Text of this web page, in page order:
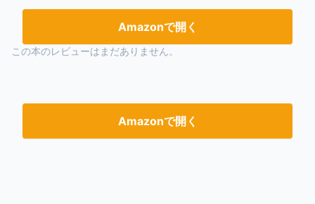
Amazonで開く
この本のレビューはまだありません。
Amazonで開く